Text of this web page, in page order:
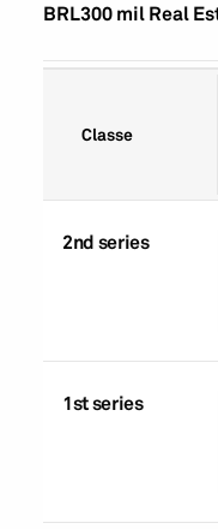
BRL300 mil Real
Classe
2nd series
1st series